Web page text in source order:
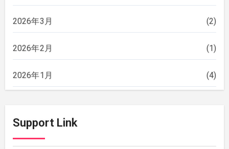
2026年3月 (2)
2026年2月 (1)
2026年1月 (4)
2025年11月
Support Link